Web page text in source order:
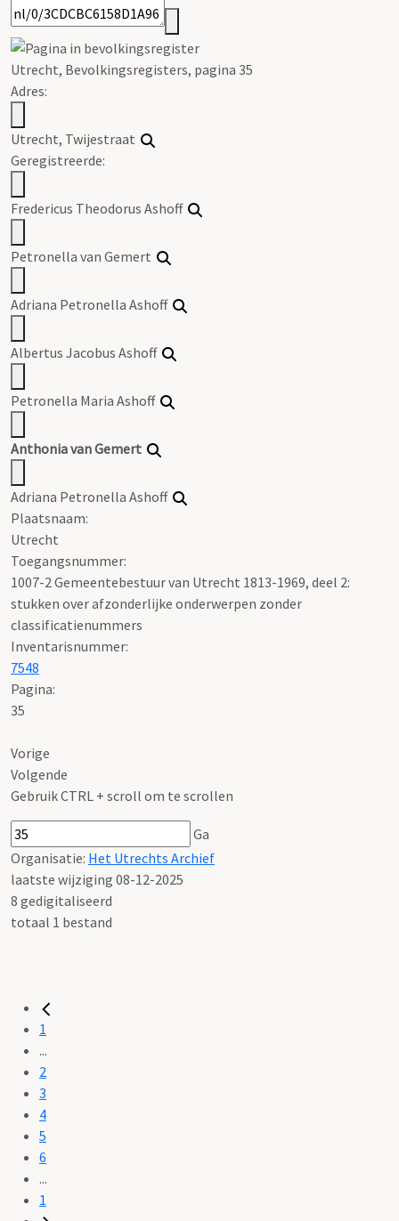
Utrecht, Bevolkingsregisters, pagina 35
Adres:
Utrecht, Twijestraat
Geregistreerde:
Fredericus Theodorus Ashoff
Petronella van Gemert
Adriana Petronella Ashoff
Albertus Jacobus Ashoff
Petronella Maria Ashoff
Anthonia van Gemert
Adriana Petronella Ashoff
Plaatsnaam:
Utrecht
Toegangsnummer:
1007-2 Gemeentebestuur van Utrecht 1813-1969, deel 2:
stukken over afzonderlijke onderwerpen zonder
classificatienummers
Inventarisnummer:
7548
Pagina:
35
Vorige
Volgende
Gebruik CTRL + scroll om te scrollen
Ga
Organisatie: Het Utrechts Archief
laatste wijziging 08-12-2025
8 gedigitaliseerd
totaal 1 bestand
1
...
2
3
4
5
6
...
1